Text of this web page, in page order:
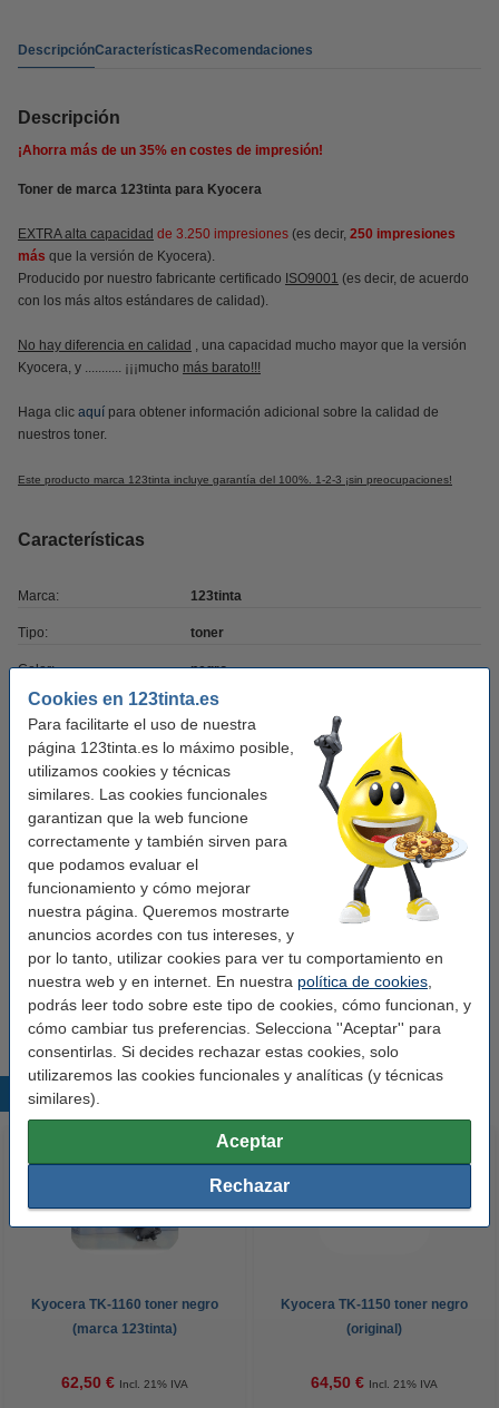
Cookies en 123tinta.es
Para facilitarte el uso de nuestra
página 123tinta.es lo máximo posible,
utilizamos cookies y técnicas
similares. Las cookies funcionales
garantizan que la web funcione
correctamente y también sirven para
que podamos evaluar el
funcionamiento y cómo mejorar
nuestra página. Queremos mostrarte
anuncios acordes con tus intereses, y
por lo tanto, utilizar cookies para ver tu comportamiento en
nuestra web y en internet. En nuestra política de cookies
podrás leer todo sobre este tipo de cookies, cómo funcionan, y
cómo cambiar tus preferencias. Selecciona ''Aceptar'' para
consentirlas. Si decides rechazar estas cookies, solo
utilizaremos las cookies funcionales y analíticas (y técnicas
similares).
Aceptar
Rechazar
DescripciónCaracterísticasRecomendaciones
Descripción
¡Ahorra más de un 35% en costes de impresión!
Toner de marca 123tinta para Kyocera
EXTRA alta capacidad de 3.250 impresiones (es decir, 250 impresiones
más que la versión de Kyocera).
Producido por nuestro fabricante certificado ISO9001 (es decir, de acuerdo
con los más altos estándares de calidad).
No hay diferencia en calidad , una capacidad mucho mayor que la versión
Kyocera, y ........... ¡¡¡mucho más barato!!!
Haga clic aquí para obtener información adicional sobre la calidad de
nuestros toner.
Este producto marca 123tinta incluye garantía del 100%. 1-2-3 ¡sin preocupaciones!
Características
Marca: 123tinta
Tipo: toner
Color: negro
Capacidad: ± 3.250 páginas
Código EAN: 8718237056739
Núm. de item: 094385
Añade el tambor
Kyocera DK-1150 tambor (marca 123tinta)
72,50 €
Consejo
Le recomendamos que utilice este toner (marca 123tinta) en lugar
de la versión de Kyocera.
Kyocera TK-1160 toner negro
(marca 123tinta)
62,50 € Incl. 21% IVA
Kyocera TK-1150 toner negro
(original)
64,50 € Incl. 21% IVA